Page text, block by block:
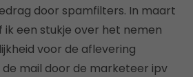
door spamfilters. In maart
een stukje over het nemen
voor de aflevering
mail door de marketeer ipv